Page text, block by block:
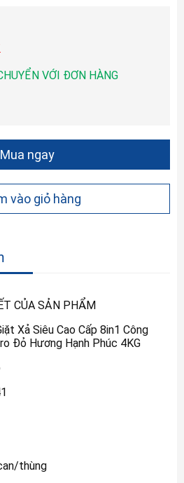
VỚI ĐƠN HÀNG
Mua ngay
vào giỏ hàng
CỦA SẢN PHẨM
Xả Siêu Cao Cấp 8in1 Công
Đỏ Hương Hạnh Phúc 4KG
thùng